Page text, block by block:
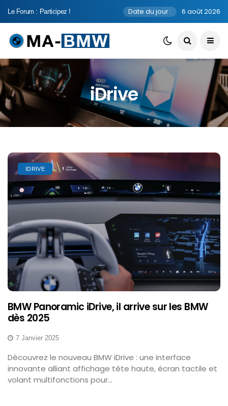
Le Forum : Participez ! Date du jour : 6 août 2026
iDrive
IDRIVE
BMW Panoramic iDrive, il arrive sur les BMW
dès 2025
7 Janvier 2025
Découvrez le nouveau BMW iDrive : une interface
innovante alliant affichage tête haute, écran tactile et
volant multifonctions pour...